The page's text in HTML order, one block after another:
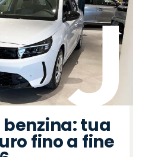
benzina: tua
fino a fine